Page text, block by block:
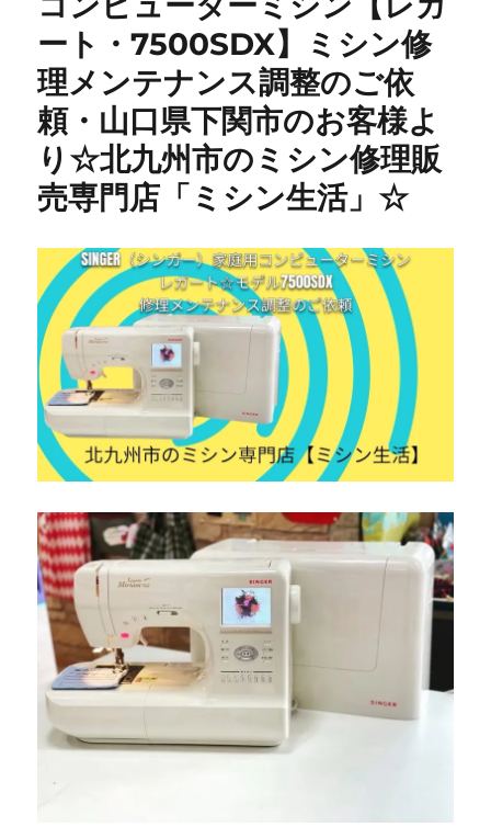
型
ミ
シ
修
理】
内
釜
で
糸
目
復
活
｜
像
市
の
ート・7500SDX】ミシン修
理メンテナンス調整のご依
頼・山口県下関市のお客様よ
り☆北九州市のミシン修理販
売専門店「ミシン生活」☆